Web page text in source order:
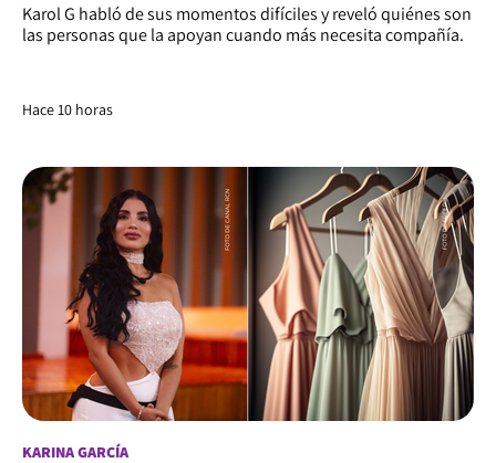
Karol G habló de sus momentos difíciles y reveló quiénes son
las personas que la apoyan cuando más necesita compañía.
Hace 10 horas
KARINA GARCÍA